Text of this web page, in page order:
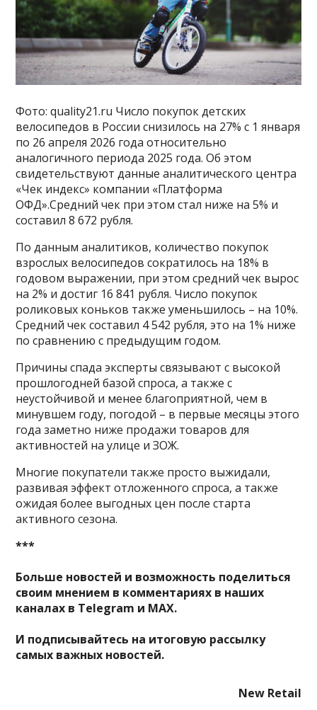
Фото: quality21.ru Число покупок детских
велосипедов в России снизилось на 27% с 1 января
по 26 апреля 2026 года относительно
аналогичного периода 2025 года. Об этом
свидетельствуют данные аналитического центра
«Чек индекс» компании «Платформа
ОФД».Средний чек при этом стал ниже на 5% и
составил 8 672 рубля.
По данным аналитиков, количество покупок
взрослых велосипедов сократилось на 18% в
годовом выражении, при этом средний чек вырос
на 2% и достиг 16 841 рубля. Число покупок
роликовых коньков также уменьшилось – на 10%.
Средний чек составил 4 542 рубля, это на 1% ниже
по сравнению с предыдущим годом.
Причины спада эксперты связывают с высокой
прошлогодней базой спроса, а также с
неустойчивой и менее благоприятной, чем в
минувшем году, погодой – в первые месяцы этого
года заметно ниже продажи товаров для
активностей на улице и ЗОЖ.
Многие покупатели также просто выжидали,
развивая эффект отложенного спроса, а также
ожидая более выгодных цен после старта
активного сезона.
***
Больше новостей и возможность поделиться
своим мнением в комментариях в наших
каналах в Telegram и MAX.
И подписывайтесь на итоговую рассылку
самых важных новостей.
New Retail